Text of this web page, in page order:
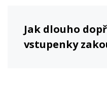
Jak dlouho
vstupenky